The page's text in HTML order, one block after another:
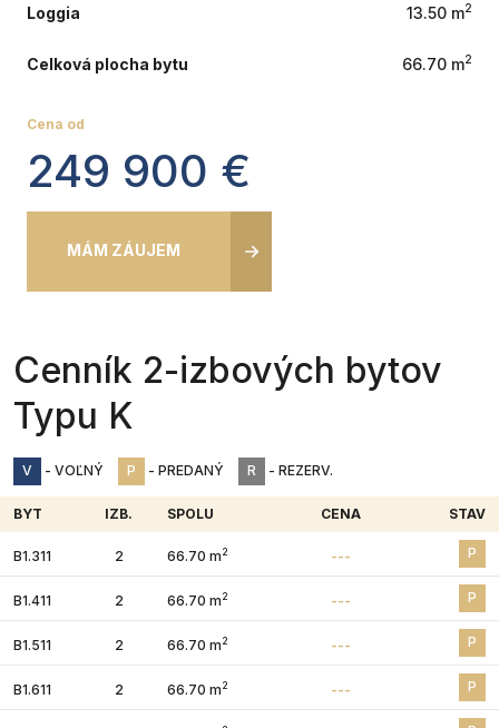
Loggia 13.50 m2
Celková plocha bytu 66.70 m2
MÁM ZÁUJEM
Cena od
249 900 €
Cenník 2-izbových bytov
Typu K
V - VOĽNÝ P - PREDANÝ R - REZERV.
BYT IZB. SPOLU CENA STAV
B1.311 2 66.70 m2 --- P
B1.411 2 66.70 m2 --- P
B1.511 2 66.70 m2 --- P
B1.611 2 66.70 m2 --- P